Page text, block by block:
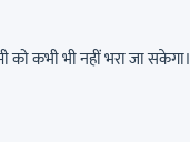
कभी भी नहीं भरा जा सकेगा।